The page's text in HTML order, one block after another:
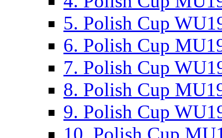
5. Polish Cup
6. Polish Cup
7. Polish Cup
8. Polish Cup
9. Polish Cup
10. Polish Cup